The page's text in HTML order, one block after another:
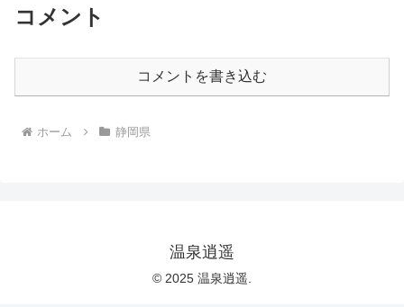
コメント
コメントを書き込む
ホーム 静岡県
温泉逍遥
© 2025 温泉逍遥.